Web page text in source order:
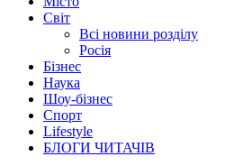
Світ
Всі новини розділу
Росія
Бізнес
Наука
Шоу-бізнес
Спорт
Lifestyle
БЛОГИ ЧИТАЧІВ